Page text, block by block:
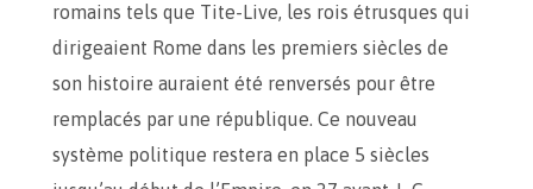
romains tels que Tite-Live, les rois étrusques qui
dirigeaient Rome dans les premiers siècles de
son histoire auraient été renversés pour être
remplacés par une république. Ce nouveau
système politique restera en place 5 siècles